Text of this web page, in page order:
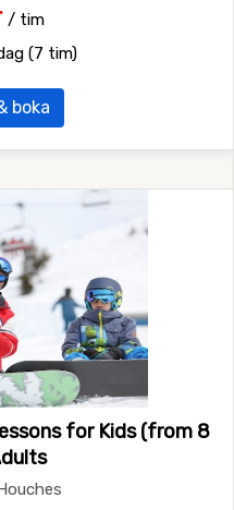
/ tim
(7 tim)
boka
for Kids (from 8